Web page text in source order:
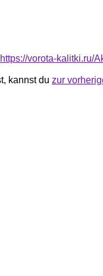
https://vorota-kalitki.ru/
kannst du zur